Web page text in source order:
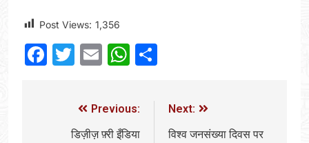
Post Views: 1,356
Facebook
Twitter
EmailWhatsApp
Previous:
डिज़ीज़ फ़्री इँडिया
Next:
विश्व जनसंख्या दिवस पर